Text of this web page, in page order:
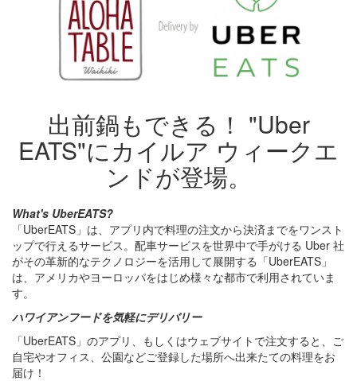
出前鍋もできる！ "Uber
EATS"にカイルア ウィークエ
ンドが登場。
What's UberEATS?
「UberEATS」は、アプリ内で料理の注文から決済までをワンスト
ップで行えるサービス。配車サービスを世界中で手がける Uber 社
がその革新的なテクノロジーを活用して展開する「UberEATS」
は、アメリカやヨーロッパをはじめ様々な都市で利用されていま
す。
ハワイアンフードを気軽にデリバリー
「UberEATS」のアプリ、もしくはウェブサイトで注文すると、ご
自宅やオフィス、公園などご登録した場所へ出来たての料理をお
届け！